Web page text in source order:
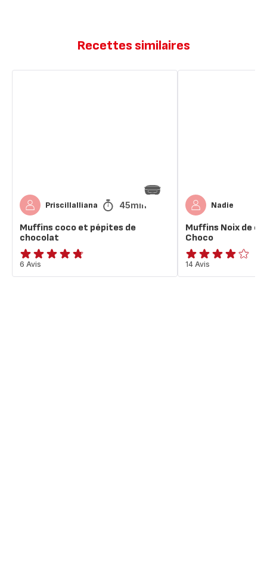
Recettes similaires
PriscillaIliana 45min
Muffins coco et pépites de
chocolat
ratings.4.7
6 Avis
Nadie
Muffins Noix de
Choco
Avis
4
14 Avis